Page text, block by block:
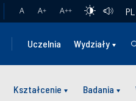
A A+ A++ PL
Uczelnia Wydziały
Kształcenie Badania